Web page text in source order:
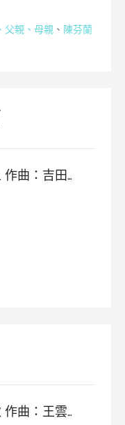
父親、母親 、 陳芬蘭
曲：吉田…
曲：王雲…